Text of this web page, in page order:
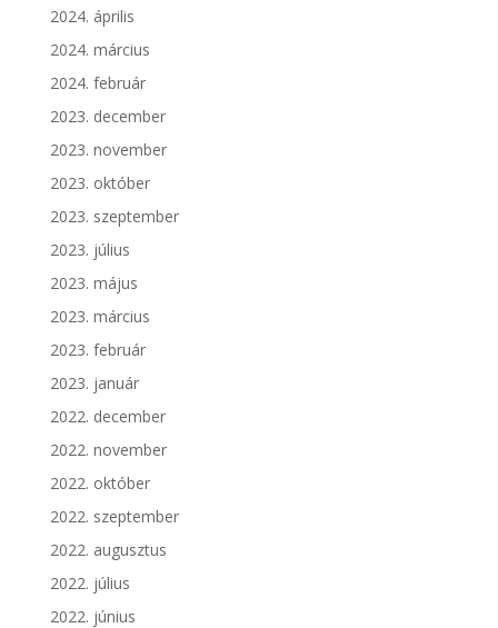
2024. április
2024. március
2024. február
2023. december
2023. november
2023. október
2023. szeptember
2023. július
2023. május
2023. március
2023. február
2023. január
2022. december
2022. november
2022. október
2022. szeptember
2022. augusztus
2022. július
2022. június